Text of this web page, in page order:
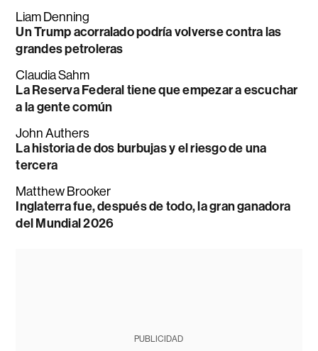
Liam Denning
Un Trump acorralado podría volverse contra las
grandes petroleras
Claudia Sahm
La Reserva Federal tiene que empezar a escuchar
a la gente común
John Authers
La historia de dos burbujas y el riesgo de una
tercera
Matthew Brooker
Inglaterra fue, después de todo, la gran ganadora
del Mundial 2026
PUBLICIDAD